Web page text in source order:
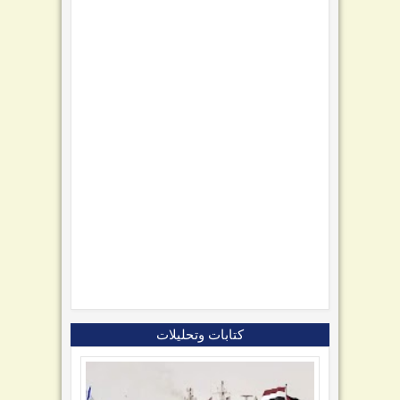
كتابات وتحليلات